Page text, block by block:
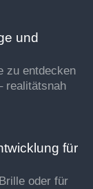
und
zu entdecken
realitätsnah
für
oder für